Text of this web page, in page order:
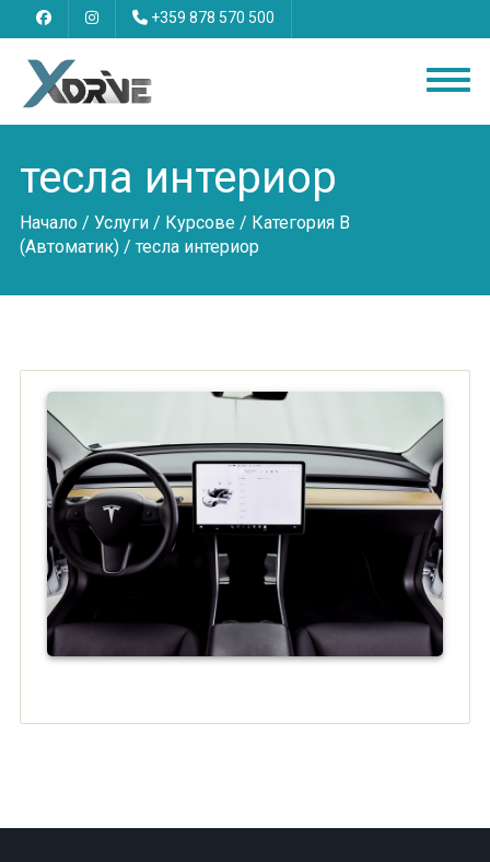
+359 878 570 500
тесла интериор
Начало/ Услуги/ Курсове/ Категория B
(Автоматик)/ тесла интериор